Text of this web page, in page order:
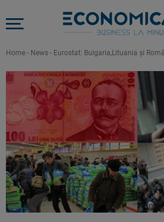
Home - News - Eurostat: Bulgaria,Lituania şi